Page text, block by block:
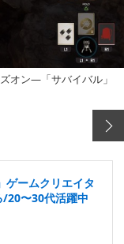
オン―「サバイバル」
ゲームクリエイタ
20〜30代活躍中